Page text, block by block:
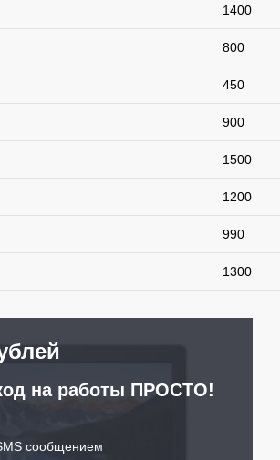
1400
800
450
900
1500
1200
990
1300
на работы ПРОСТО!
сообщением